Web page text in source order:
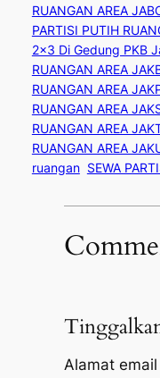
RUANGAN AREA
PARTISI PUTIH
2×3 Di Gedung PKB
RUANGAN AREA
RUANGAN AREA
RUANGAN AREA
RUANGAN AREA
RUANGAN AREA
ruangan SEWA
Alamat